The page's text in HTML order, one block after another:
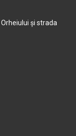
și strada